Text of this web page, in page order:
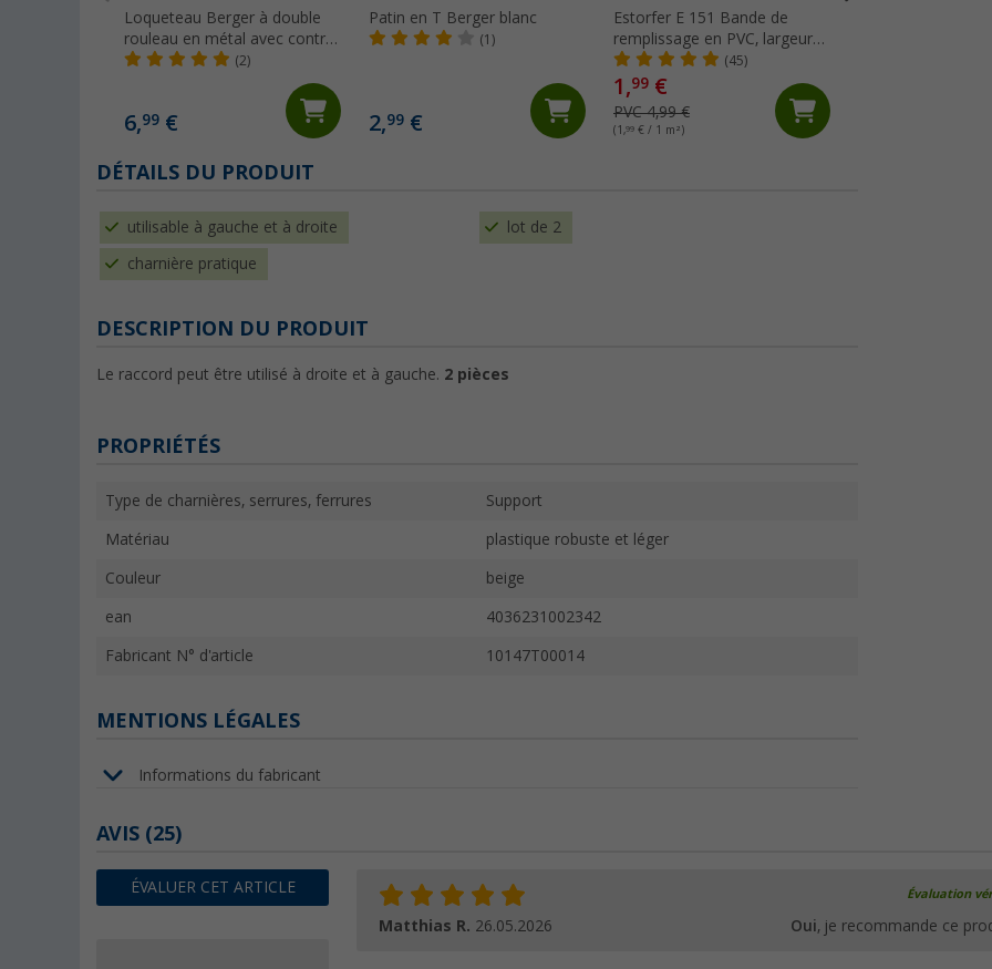
Loqueteau Berger à double
rouleau en métal avec contre-
pièce
(2)
6,99 €
Patin en T Berger blanc
(1)
2,99 €
Estorfer E 151 Bande de
remplissage en PVC, largeur
11,8 mm, vendue au mètre,
blanche
(45)
1,99 €
PVC 4,99 €
(1,99 € / 1 m²)
DÉTAILS DU PRODUIT
utilisable à gauche et à droite lot de 2
charnière pratique
DESCRIPTION DU PRODUIT
Le raccord peut être utilisé à droite et à gauche. 2 pièces
PROPRIÉTÉS
Type de charnières, serrures, ferrures Support
Matériau plastique robuste et léger
Couleur beige
ean 4036231002342
Fabricant N° d'article 10147T00014
MENTIONS LÉGALES
Informations du fabricant
AVIS (25)
ÉVALUER CET ARTICLE Évaluation
Matthias R. 26.05.2026 Oui, je recommande ce